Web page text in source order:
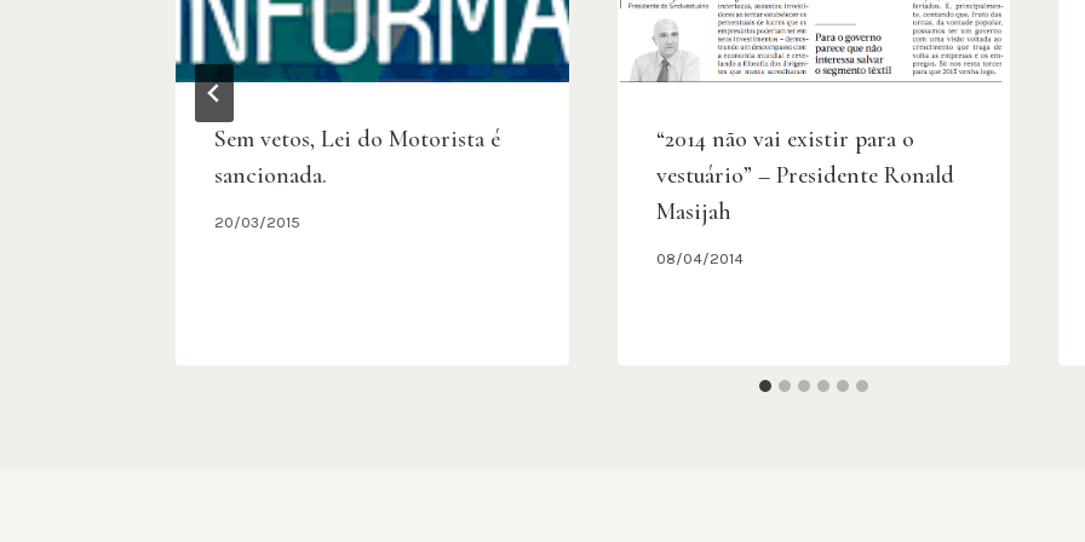
Sem vetos, Lei do Motorista é
sancionada.
20/03/2015
“2014 não vai existir para o
vestuário” – Presidente Ronald
Masijah
08/04/2014